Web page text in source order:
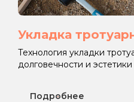
Укладка
Технология укладки
долговечности и эстетики
Подробнее